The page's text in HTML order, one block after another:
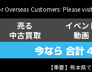
Overseas Customers: Please
売る
中古買取
イベン
動画
【重要】熊本県